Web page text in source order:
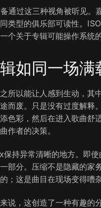
通过这三种视角被听见
类型的俱乐部可读性。
个关于专辑可能操作系统
如同一场满
所以能让人感到生动，其
而废。只是没有过度解释
色彩，然后在进入歌曲舒
作者的决策。
持异常清晰的地方。即
部分。压缩不是隐藏的家
；这是曲目在现场变得嘈
说，这创造了一种有趣的